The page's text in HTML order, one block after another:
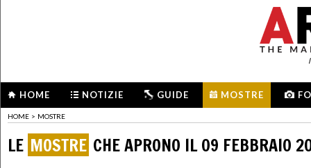
HOME NOTIZIE GUIDE MOSTRE
HOME > MOSTRE
LE MOSTRE CHE APRONO IL 09 FEBBRAIO